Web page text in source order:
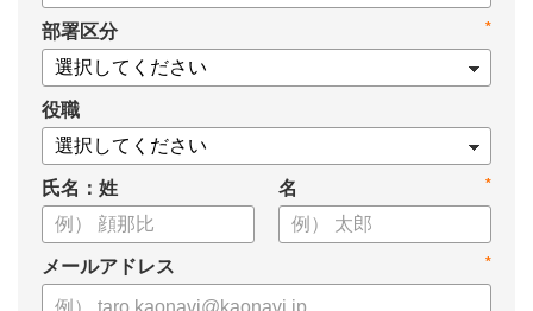
・新ビジョン「Talent intelligence™」実現へのロードマップ
・HRSaaS事業とHRSolution事業が循環する「Infinite Model」
・AI活用の土台、カオナビの「タレントマネジメント」でできる
こと
*
部署区分
役職
氏名：姓 *
名
*
メールアドレス